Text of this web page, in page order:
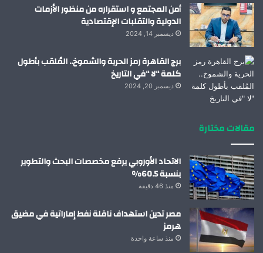
أمن المجتمع و استقراره من منظور الأزمات
الدولية والتقلبات الإقتصادية
ديسمبر 14, 2024
برج القاهرة رمز الحرية والشموخ.. المُلقب بأطول
كلمة “لا “في التاريخ
ديسمبر 20, 2024
مقالات مختارة
الاتحاد الأوروبي يرفع مخصصات البحث والتطوير
بنسبة 60.5%
منذ 46 دقيقة
مصر تدين استهداف ناقلة نفط إماراتية في مضيق
هرمز
منذ ساعة واحدة